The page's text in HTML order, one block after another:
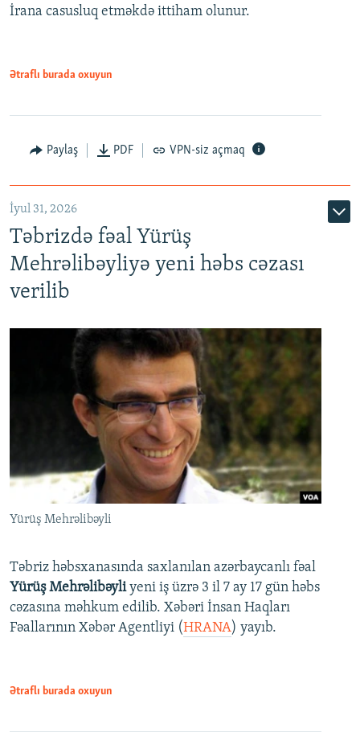
İrana casusluq etməkdə ittiham olunur.
Ətraflı burada oxuyun
Paylaş PDF VPN-siz açmaq
İyul 31, 2026
Təbrizdə fəal Yürüş
Mehrəlibəyliyə yeni həbs cəzası
verilib
Yürüş Mehrəlibəyli
Təbriz həbsxanasında saxlanılan azərbaycanlı fəal
Yürüş Mehrəlibəyliyeni iş üzrə 3 il 7 ay 17 gün həbs
cəzasına məhkum edilib. Xəbəri İnsan Haqları
Fəallarının Xəbər Agentliyi (HRANA) yayıb.
Ətraflı burada oxuyun